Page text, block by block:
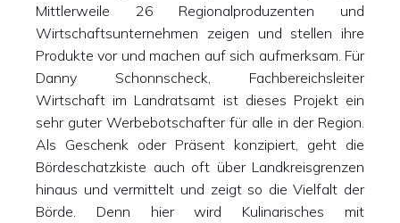
Mittlerweile 26 Regionalproduzenten und
Wirtschaftsunternehmen zeigen und stellen ihre
Produkte vor und machen auf sich aufmerksam. Für
Danny Schonnscheck, Fachbereichsleiter
Wirtschaft im Landratsamt ist dieses Projekt ein
sehr guter Werbebotschafter für alle in der Region.
Als Geschenk oder Präsent konzipiert, geht die
Bördeschatzkiste auch oft über Landkreisgrenzen
hinaus und vermittelt und zeigt so die Vielfalt der
Börde. Denn hier wird Kulinarisches mit